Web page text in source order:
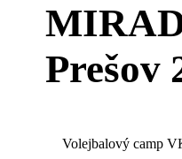
Prešov
Volejbalový camp